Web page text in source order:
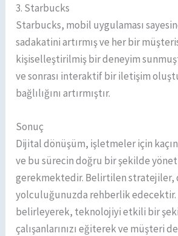
3. Starbucks
Starbucks, mobil uygulaması
sadakatini artırmış ve her bir
kişiselleştirilmiş bir deneyim
ve sonrası interaktif bir iletişim
bağlılığını artırmıştır.
Sonuç
Dijital dönüşüm, işletmeler için
ve bu sürecin doğru bir şekilde
gerekmektedir. Belirtilen stratejiler,
yolculuğunuzda rehberlik
belirleyerek, teknolojiyi etkili bir
çalışanlarınızı eğiterek ve müşteri